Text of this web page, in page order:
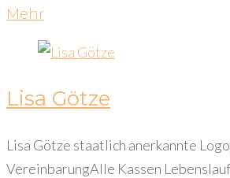
Mehr
Lisa Götze
Lisa Götze staatlich anerkannte
VereinbarungAlle Kassen Lebenslauf